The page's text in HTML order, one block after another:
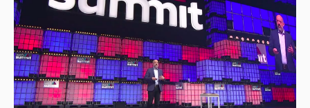
여파에 다시 흔들린다.